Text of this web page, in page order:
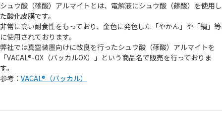
シュウ酸（蓚酸）アルマイトとは、電解液にシュウ酸（蓚酸）を使用し
た酸化皮膜です。
非常に高い耐食性をもっており、金色に発色した「やかん」や「鍋」等
に使用されております。
弊社では真空装置向けに改良を行ったシュウ酸（蓚酸）アルマイトを
「VACAL®-OX（バッカルOX）」という商品名で販売を行っておりま
す。
参考： VACAL®（バッカル）